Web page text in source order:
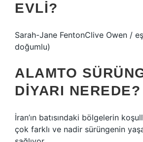
EVLI?
Sarah-Jane FentonClive Owen /
doğumlu)
ALAMTO
DIYARI NEREDE?
İran’ın batısındaki bölgelerin
çok farklı ve nadir sürüngenin